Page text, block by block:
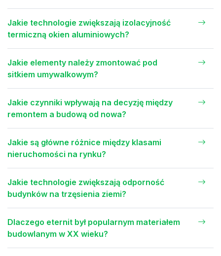
Jakie technologie zwiększają izolacyjność
termiczną okien aluminiowych?
Jakie elementy należy zmontować pod
sitkiem umywalkowym?
Jakie czynniki wpływają na decyzję między
remontem a budową od nowa?
Jakie są główne różnice między klasami
nieruchomości na rynku?
Jakie technologie zwiększają odporność
budynków na trzęsienia ziemi?
Dlaczego eternit był popularnym materiałem
budowlanym w XX wieku?